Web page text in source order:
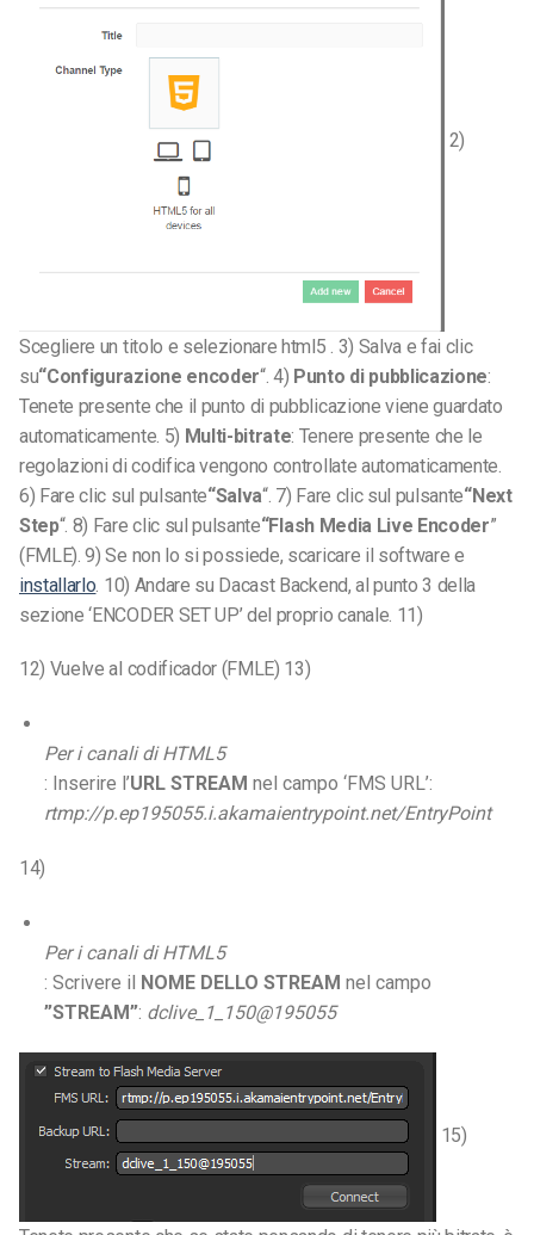
2)
Scegliere un titolo e selezionare html5 . 3) Salva e fai clic
su“Configurazione encoder“. 4) Punto di pubblicazione:
Tenete presente che il punto di pubblicazione viene guardato
automaticamente. 5) Multi-bitrate: Tenere presente che le
regolazioni di codifica vengono controllate automaticamente.
6) Fare clic sul pulsante“Salva“. 7) Fare clic sul pulsante“Next
Step“. 8) Fare clic sul pulsante“Flash Media Live Encoder”
(FMLE). 9) Se non lo si possiede, scaricare il software e
installarlo . 10) Andare su Dacast Backend, al punto 3 della
sezione ‘ENCODER SET UP’ del proprio canale. 11)
12) Vuelve al codificador (FMLE) 13)
Per i canali di HTML5
: Inserire l’URL STREAM nel campo ‘FMS URL’:
rtmp://p.ep195055.i.akamaientrypoint.net/EntryPoint
14)
Per i canali di HTML5
: Scrivere il NOME DELLO STREAM nel campo
”STREAM”: dclive_1_150@195055
15)